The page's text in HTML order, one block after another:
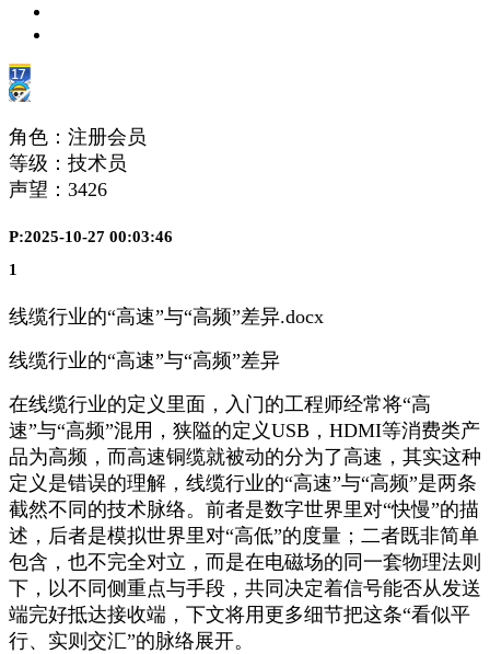
角色：注册会员
等级：技术员
声望： 3426
P:2025-10-27 00:03:46
1
线缆行业的“高速”与“高频”差异.docx
线缆行业的“高速”与“高频”差异
在线缆行业的定义里面，入门的工程师经常将“高
速”与“高频”混用，狭隘的定义USB，HDMI等消费类产
品为高频，而高速铜缆就被动的分为了高速，其实这种
定义是错误的理解，线缆行业的“高速”与“高频”是两条
截然不同的技术脉络。前者是数字世界里对“快慢”的描
述，后者是模拟世界里对“高低”的度量；二者既非简单
包含，也不完全对立，而是在电磁场的同一套物理法则
下，以不同侧重点与手段，共同决定着信号能否从发送
端完好抵达接收端，下文将用更多细节把这条“看似平
行、实则交汇”的脉络展开。